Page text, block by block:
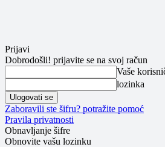
Prijavi
Dobrodošli! prijavite se na svoj račun
Vaše
lozinka
Zaboravili ste šifru? potražite pomoć
Pravila privatnosti
Obnavljanje šifre
Obnovite vašu lozinku